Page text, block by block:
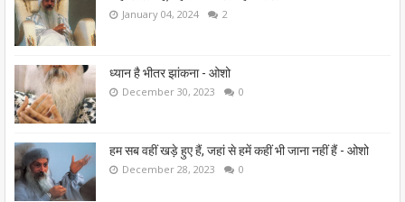
January 04, 2024 2
ध्यान है भीतर झांकना - ओशो
December 30, 2023 0
हम सब वहीं खड़े हुए हैं, जहां से हमें कहीं भी जाना नहीं हैं - ओशो
December 28, 2023 0